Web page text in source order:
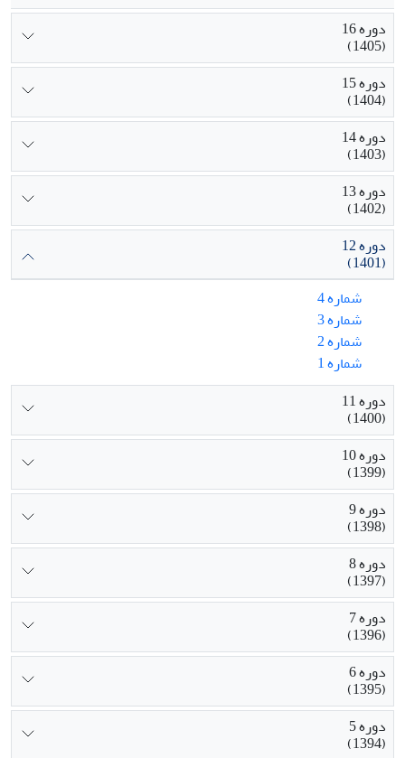
دوره 16
(1405)
دوره 15
(1404)
دوره 14
(1403)
دوره 13
(1402)
دوره 12
(1401)
شماره 4
شماره 3
شماره 2
شماره 1
دوره 11
(1400)
دوره 10
(1399)
دوره 9
(1398)
دوره 8
(1397)
دوره 7
(1396)
دوره 6
(1395)
دوره 5
(1394)